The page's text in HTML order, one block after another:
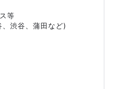
等
渋谷、蒲田など)